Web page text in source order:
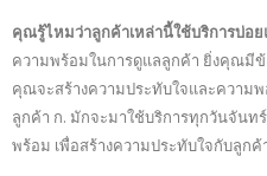
คุณรู้ไหมว่าลูกค้าเหล่านี้ใช้บริการบ่อ
ความพร้อมในการดูแลลูกค้า ยิ่งคุณมี
คุณจะสร้างความประทับใจและความ
ลูกค้า ก. มักจะมาใช้บริการทุกวันจันท
พร้อม เพื่อสร้างความประทับใจกับลูกค้